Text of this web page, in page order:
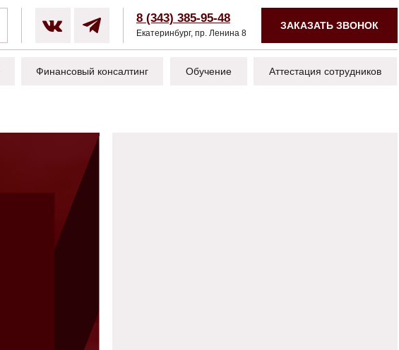
ЗАКАЗАТЬ ЗВОНОК
8 (343) 385-95-48
Екатеринбург, пр. Ленина 8
Аттестация сотрудников
Обучение
Финансовый консалтинг